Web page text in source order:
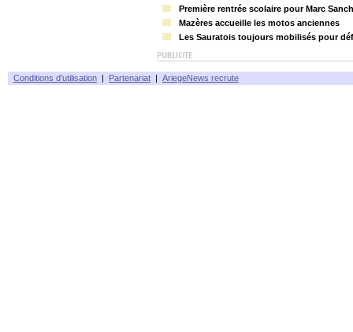
Première rentrée scolaire pour Marc
Mazères accueille les motos anciennes
Les Sauratois toujours mobilisés pour
Conditions d'utilisation | Partenariat | AriegeNews recrute